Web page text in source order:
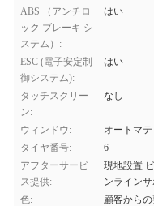
ABS （アンチロ
ック ブレーキ シ
ステム）:
はい
ESC (電子安定制
御システム):
はい
タッチスクリー
ン:
なし
ウィンドウ:
オートマテ
タイヤ番号:
6
アフターサービ
ス提供:
現地設置
ンラインサ
色:
顧客から